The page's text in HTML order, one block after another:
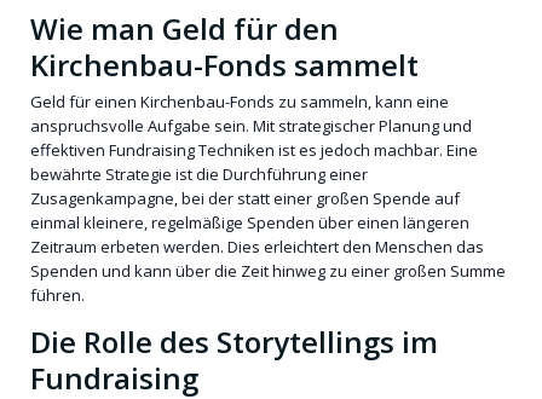
Wie man Geld für den
Kirchenbau-Fonds sammelt
Geld für einen Kirchenbau-Fonds zu sammeln, kann eine
anspruchsvolle Aufgabe sein. Mit strategischer Planung und
effektiven Fundraising Techniken ist es jedoch machbar. Eine
bewährte Strategie ist die Durchführung einer
Zusagenkampagne, bei der statt einer großen Spende auf
einmal kleinere, regelmäßige Spenden über einen längeren
Zeitraum erbeten werden. Dies erleichtert den Menschen das
Spenden und kann über die Zeit hinweg zu einer großen Summe
führen.
Die Rolle des Storytellings im
Fundraising